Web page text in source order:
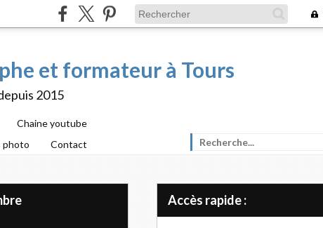
et formateur à Tours
2015
Chaine youtube
photo Contact
Accès rapide :